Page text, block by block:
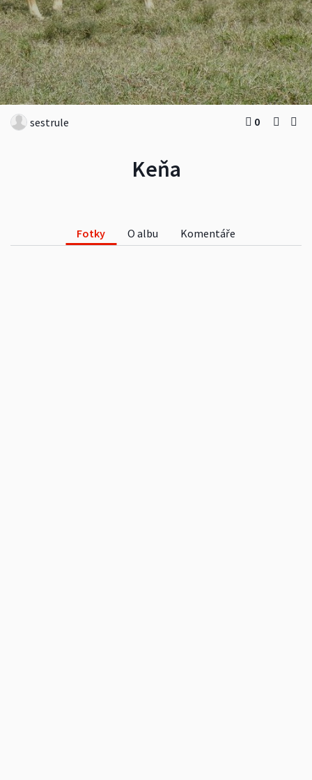
Keňa
sestrule 0
Fotky O albu Komentáře